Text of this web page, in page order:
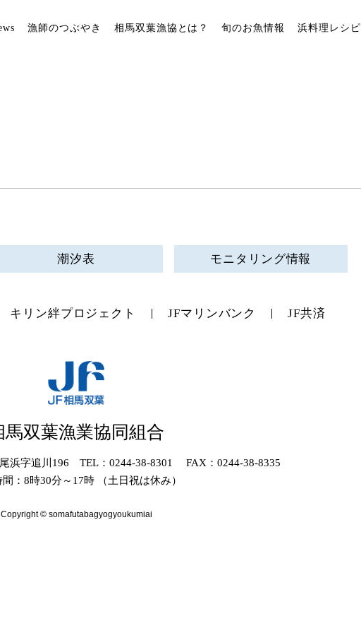
漁師のつぶやき 相馬双葉漁協とは？ 旬のお魚情報 浜料理レシピ
潮汐表 モニタリング情報
キリン絆プロジェクト JFマリンバンク JF共済
馬双葉漁業協同組合
浜字追川196 TEL：0244-38-8301 FAX：0244-38-8335
：8時30分～17時 （土日祝は休み）
Copyright © somafutabagyogyoukumiai